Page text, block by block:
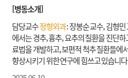
성 괴사(레그-깔베-퍼테스 병, LCP 병),
성장판 성장 장애, 척추측만증, 척추 외
쇠 무지, 방아쇠 수지, 골육종, 사지 연부
슬개골 탈구, 박리성 골연골염, 사경, 편
등 예약 전 유의사항 각 교수 별 전문분야를 확인하신 후 예약하시기 바랍니다. 진료 전
유의사항 진료를 원하시는 부위를 쉽게 노출할 수 있는 복장을 하여 주십시오. 예컨대 무
는 수술을 시행하고 있습니다. 치료방법
수들과의 컨퍼런스 및 협진을 통해 여러
있습니다. 압도적
학문적 성취로 인하여, 그 업적을 일일이
욱 빛을 발하고 있습니다. 매년 해외 유
정형외과분야의 최고 수준의 저널에도
고 원활한 진료가 이루어지도록 최선을
동작분석실, 혈류검사실, 인대검사실, 족
공 분야별 특수클리닉 및 센터(슬관절,
관절, 고관절, 외상, 근골격종양센터)를
록 하고 있습니다. 매년 6,000건 이상의 수술을 시행하고 있으며 안전하고 효과적인 치
[병동소개]
담당교수정형외과
에서는 경추, 흉추, 요추의 질환을 진단
료법을 개발하고, 보편적 척추 질환들에
향상시키기 위한 연구에 힘쓰고 있습니다. 특히, 경추·흉추 척수증, 척추 변형· 기형(